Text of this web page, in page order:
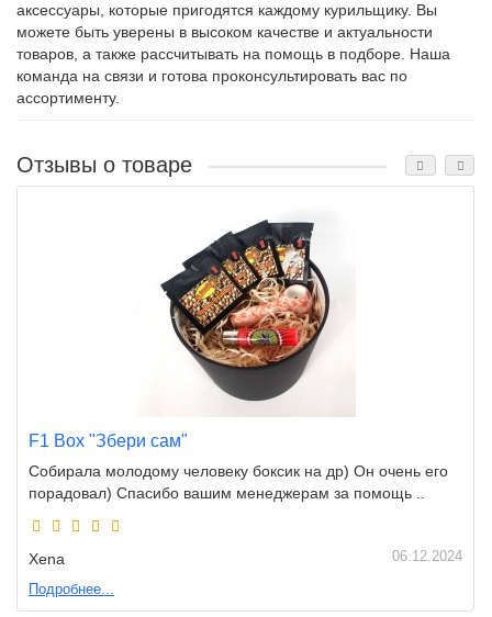
аксессуары, которые пригодятся каждому курильщику. Вы
можете быть уверены в высоком качестве и актуальности
товаров, а также рассчитывать на помощь в подборе. Наша
команда на связи и готова проконсультировать вас по
ассортименту.
Отзывы о товаре
F1 Box "Збери сам"
Собирала молодому человеку боксик на др) Он очень его
порадовал) Спасибо вашим менеджерам за помощь ..
Xena 06.12.2024
Подробнее...